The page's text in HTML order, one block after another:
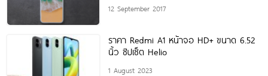
12 September 2017
ราคา Redmi A1 หน้าจอ HD+ ขนาด 6.52
นิ้ว ชิปเซ็ต Helio
1 August 2023